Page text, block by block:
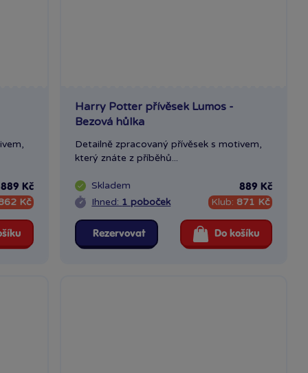
889 Kč
Kč
Harry Potter přívěsek Lumos -
Bezová hůlka
Detailně zpracovaný přívěsek s motivem,
který znáte z příběhů...
Skladem
Ihned: 1 poboček
889 Kč
Klub: 871 Kč
Rezervovat Do košíku